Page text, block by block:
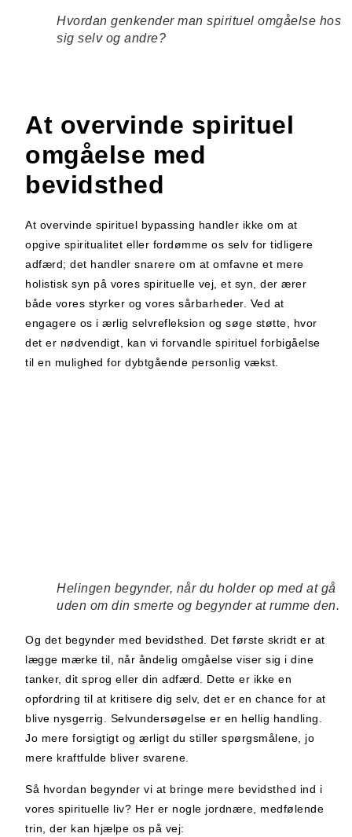
Hvordan genkender man spirituel omgåelse hos
sig selv og andre?
At overvinde spirituel
omgåelse med
bevidsthed
At overvinde spirituel bypassing handler ikke om at
opgive spiritualitet eller fordømme os selv for tidligere
adfærd; det handler snarere om at omfavne et mere
holistisk syn på vores spirituelle vej, et syn, der ærer
både vores styrker og vores sårbarheder. Ved at
engagere os i ærlig selvrefleksion og søge støtte, hvor
det er nødvendigt, kan vi forvandle spirituel forbigåelse
til en mulighed for dybtgående personlig vækst.
Helingen begynder, når du holder op med at gå
uden om din smerte og begynder at rumme den.
Og det begynder med bevidsthed. Det første skridt er at
lægge mærke til, når åndelig omgåelse viser sig i dine
tanker, dit sprog eller din adfærd. Dette er ikke en
opfordring til at kritisere dig selv, det er en chance for at
blive nysgerrig. Selvundersøgelse er en hellig handling.
Jo mere forsigtigt og ærligt du stiller spørgsmålene, jo
mere kraftfulde bliver svarene.
Så hvordan begynder vi at bringe mere bevidsthed ind i
vores spirituelle liv? Her er nogle jordnære, medfølende
trin, der kan hjælpe os på vej: